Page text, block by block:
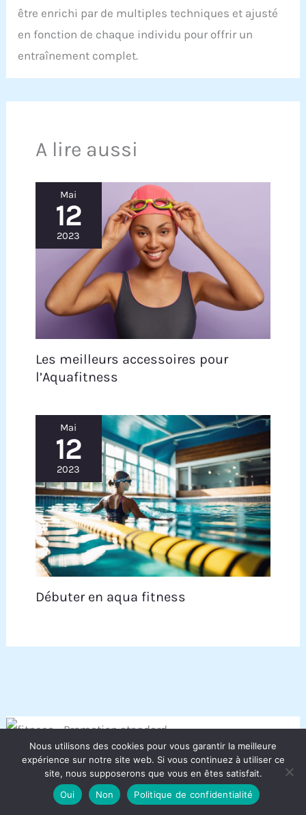
être enrichi par de multiples techniques et ajusté
en fonction de chaque individu pour offrir un
entraînement complet.
A lire aussi
Mai
12
2023
Les meilleurs accessoires pour
l’Aquafitness
Mai
12
2023
Débuter en aqua fitness
Nous utilisons des cookies pour vous garantir la meilleure
expérience sur notre site web. Si vous continuez à utiliser ce
site, nous supposerons que vous en êtes satisfait.
Oui
Non Politique de confidentialité